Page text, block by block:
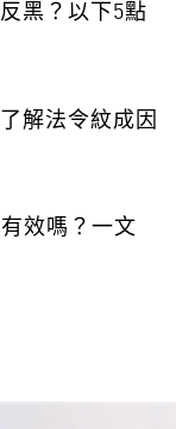
黑？以下5點
解法令紋成因
效嗎？一文